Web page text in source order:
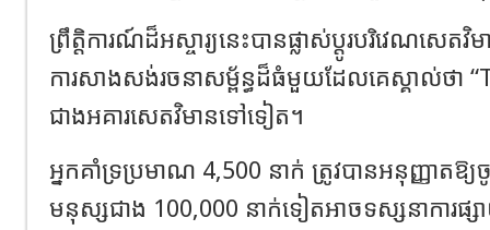
ព្រឹត្តិការណ៍ដ៏អស្ចារ្យនេះបានផ្លាស់ប្តូរបរិវេណសេ
ការសាងសង់រចនាសម្ព័ន្ធដ៏ធំមួយដែលគេស្គាល់ថា
ជាងអគារសេតវិមានទៅទៀត។
អ្នកគាំទ្រប្រមាណ 4,500 នាក់ ត្រូវបានអនុញ្ញាត
មនុស្សជាង 100,000 នាក់ទៀតអាចទស្សនាការផ្ស